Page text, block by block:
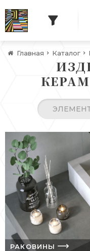
Главная Каталог
РАКОВИНЫ